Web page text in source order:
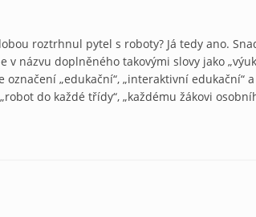
roztrhnul pytel s roboty? Já tedy ano.
názvu doplněného takovými slovy jako
„edukační“, „interaktivní edukační“
do každé třídy“, „každému žákovi